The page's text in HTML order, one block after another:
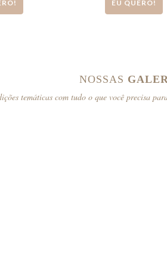
EU QUERO!
NOSSAS
temáticas com tudo o que você precisa